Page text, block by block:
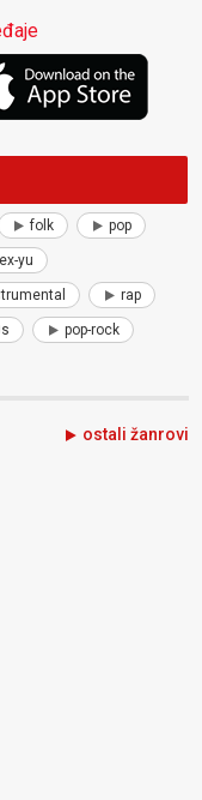
folk pop
ex-yu
rap
pop-rock
ostali žanrovi